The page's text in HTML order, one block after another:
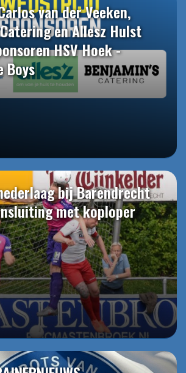
van der Veeken,
en Allesz Hulst
HSV Hoek -
Boys
bij Barendrecht
met koploper